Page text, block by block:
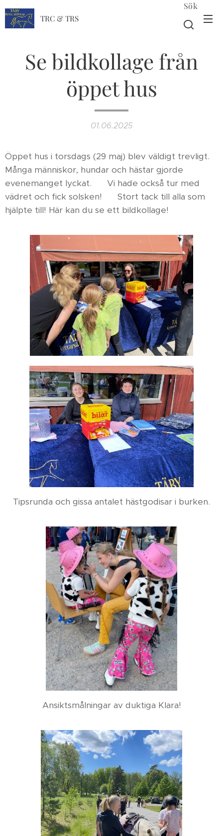
TRC & TRS
Sök
Se bildkollage från
öppet hus
01.06.2025
Öppet hus i torsdags (29 maj) blev väldigt trevligt.
Många människor, hundar och hästar gjorde
evenemanget lyckat. 🐴 Vi hade också tur med
vädret och fick solsken! 🌞 Stort tack till alla som
hjälpte till! Här kan du se ett bildkollage!
Tipsrunda och gissa antalet hästgodisar i burken.
Ansiktsmålningar av duktiga Klara!